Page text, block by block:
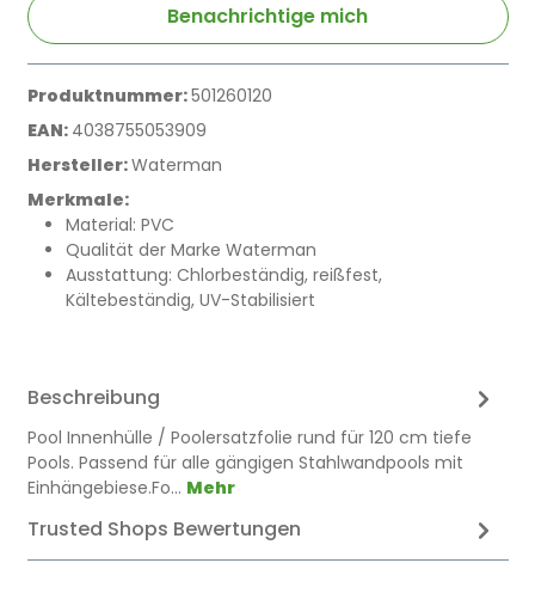
Benachrichtige mich
Produktnummer:501260120
EAN: 4038755053909
Hersteller:Waterman
Merkmale:
Material: PVC
Qualität der Marke Waterman
Ausstattung: Chlorbeständig, reißfest,
Kältebeständig, UV-Stabilisiert
Beschreibung
Pool Innenhülle / Poolersatzfolie rund für 120 cm tiefe
Pools. Passend für alle gängigen Stahlwandpools mit
Einhängebiese.Fo… Mehr
Trusted Shops Bewertungen